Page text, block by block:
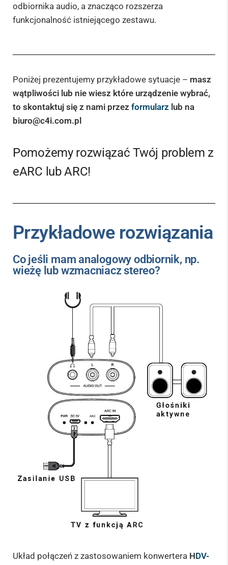
odbiornika audio, a znacząco rozszerza
funkcjonalność istniejącego zestawu.
Poniżej prezentujemy przykładowe sytuacje – masz
wątpliwości lub nie wiesz które urządzenie wybrać,
to skontaktuj się z nami przez formularz lub na
biuro@c4i.com.pl
Pomożemy rozwiązać Twój problem z
eARC lub ARC!
Przykładowe rozwiązania
Co jeśli mam analogowy odbiornik, np.
wieżę lub wzmacniacz stereo?
Układ połączeń z zastosowaniem konwertera HDV-